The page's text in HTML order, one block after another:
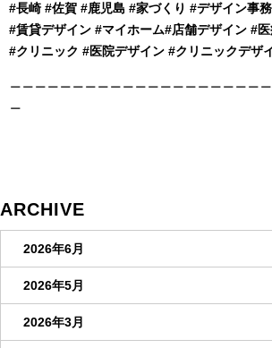
#⾧崎 #佐賀 #鹿児島 #家づくり #デザイン事
#賃貸デザイン #マイホーム#店舗デザイン #
#クリニック #医院デザイン #クリニックデザ
ARCHIVE
2026年6月
2026年5月
2026年3月